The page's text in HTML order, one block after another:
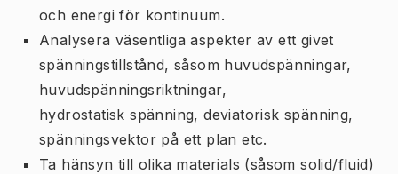
och energi för kontinuum.
Analysera väsentliga aspekter av ett givet
spänningstillstånd, såsom huvudspänningar,
huvudspänningsriktningar,
hydrostatisk spänning, deviatorisk spänning,
spänningsvektor på ett plan etc.
Ta hänsyn till olika materials (såsom solid/fluid)